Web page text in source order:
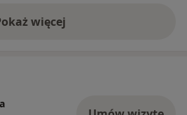
więcej
o doświadczeniu